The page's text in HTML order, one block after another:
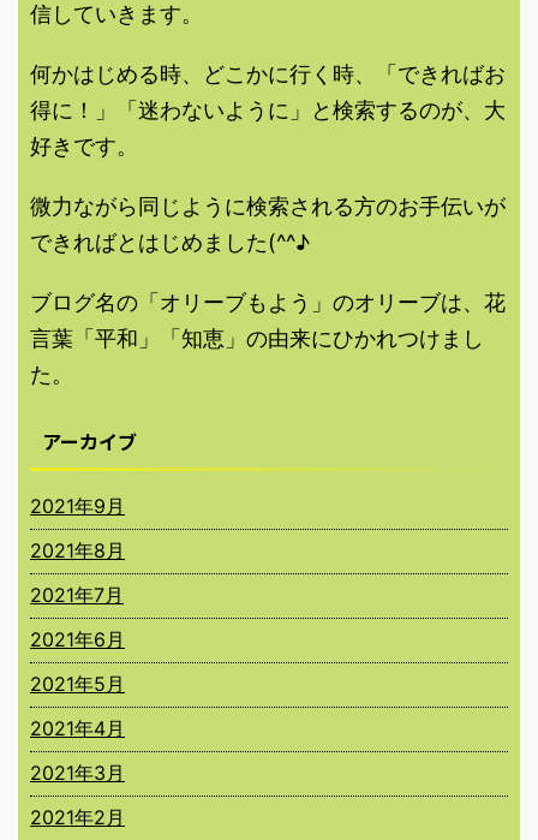
信していきます。
何かはじめる時、どこかに行く時、「できればお
得に！」「迷わないように」と検索するのが、大
好きです。
微力ながら同じように検索される方のお手伝いが
できればとはじめました(^^♪
ブログ名の「オリーブもよう」のオリーブは、花
言葉「平和」「知恵」の由来にひかれつけまし
た。
アーカイブ
2021年9月
2021年8月
2021年7月
2021年6月
2021年5月
2021年4月
2021年3月
2021年2月